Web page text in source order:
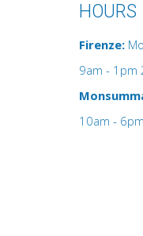
HOURS
Firenze:
9am - 1pm
10am - 6pm